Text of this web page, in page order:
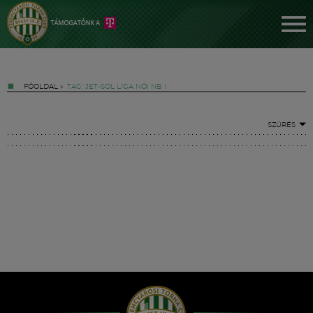
FŐOLDAL » TAG: JET-SOL LIGA NŐI NB I
SZŰRÉS
Hírek